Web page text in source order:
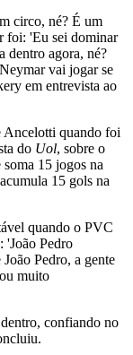
circo, né? É um
foi: 'Eu sei dominar
dentro agora, né?
vai jogar se
em entrevista ao
Ancelotti quando foi
do Uol, sobre o
15 jogos na
15 gols na
quando o PVC
'João Pedro
Pedro, a gente
muito
confiando no